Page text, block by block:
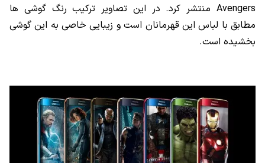
Avengers منتشر کرد. در این تصاویر ترکیب رنگ گوشی ها
مطابق با لباس این قهرمانان است و زیبایی خاصی به این گوشی
بخشیده است.